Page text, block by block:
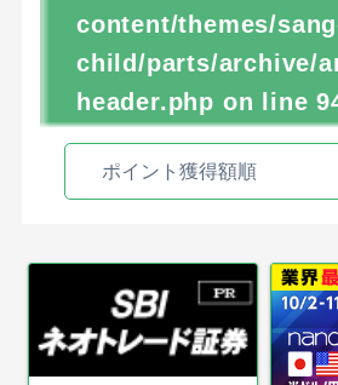
content/themes/
child/parts/archive/
header.php on line